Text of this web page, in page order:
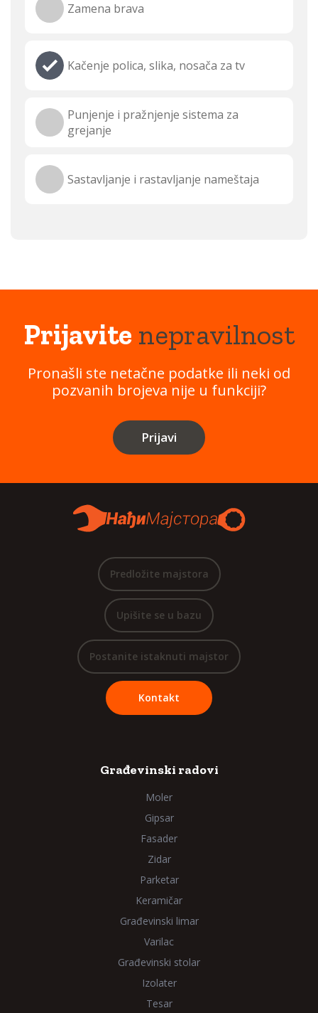
Zamena brava
Kačenje polica, slika, nosača za tv
Punjenje i pražnjenje sistema za
grejanje
Sastavljanje i rastavljanje nameštaja
Prijavitenepravilnost
Pronašli ste netačne podatke ili neki od
pozvanih brojeva nije u funkciji?
Prijavi
Predložite majstora
Upišite se u bazu
Postanite istaknuti majstor
Kontakt
Građevinski radovi
Moler
Gipsar
Fasader
Zidar
Parketar
Keramičar
Građevinski limar
Varilac
Građevinski stolar
Izolater
Tesar